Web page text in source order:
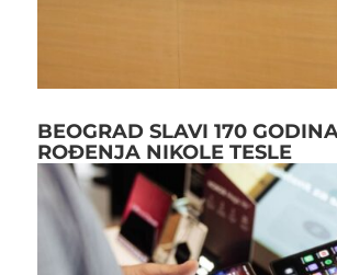
BEOGRAD SLAVI 170
ROĐENJA NIKOLE TESLE